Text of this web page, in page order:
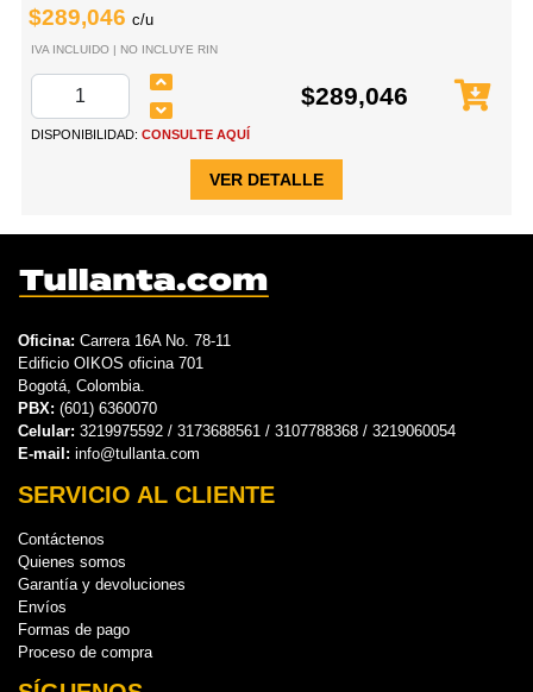
$289,046 c/u
IVA INCLUIDO | NO INCLUYE RIN
$289,046
DISPONIBILIDAD: CONSULTE AQUÍ
VER DETALLE
Oficina: Carrera 16A No. 78-11
Edificio OIKOS oficina 701
Bogotá, Colombia.
PBX: (601) 6360070
Celular: 3219975592 / 3173688561 / 3107788368 / 3219060054
E-mail: info@tullanta.com
SERVICIO AL CLIENTE
Contáctenos
Quienes somos
Garantía y devoluciones
Envíos
Formas de pago
Proceso de compra